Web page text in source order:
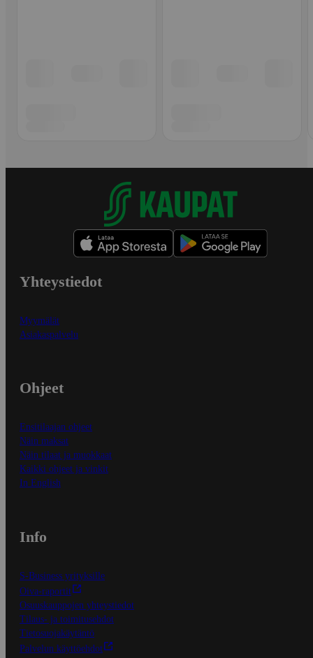
Yhteystiedot
Myymälät
Asiakaspalvelu
Ohjeet
Ensitilaajan ohjeet
Näin maksat
Näin tilaat ja muokkaat
Kaikki ohjeet ja vinkit
In English
Info
S-Business yrityksille
Oiva-raportit
Osuuskauppojen yhteystiedot
Tilaus- ja toimitusehdot
Tietosuojakäytäntö
Palvelun käyttöehdot